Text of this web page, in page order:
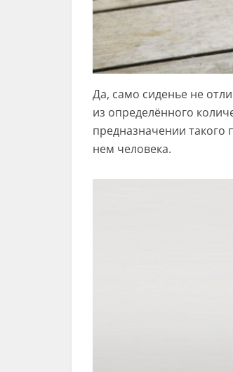
Да, само сиденье не
из определённого
предназначении такого
нем человека.